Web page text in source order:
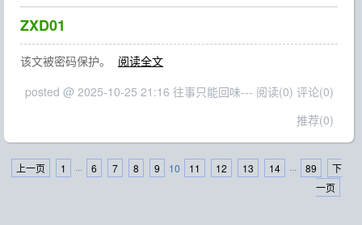
ZXD01
该文被密码保护。
阅读全文
posted @ 2025-10-25 21:16 往事只能回味--- 阅读(0) 评论(0)
推荐(0)
上一页 1 ··· 6 7 8 9 10 11 12 13 14 ··· 89
下
一页